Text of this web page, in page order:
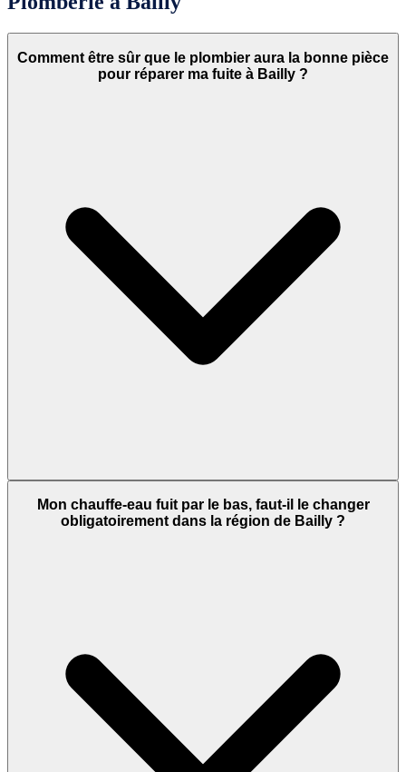
Comment être sûr que le plombier aura la bonne pièce
pour réparer ma fuite à Bailly ?
Mon chauffe-eau fuit par le bas, faut-il le changer
obligatoirement dans la région de Bailly ?